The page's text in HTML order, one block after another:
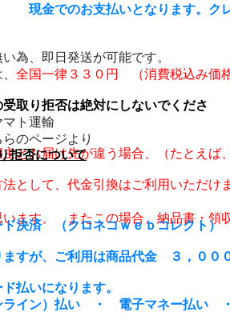
いとなります。クレジット
為、即日発送が可能です。
全国一律３３０円 （消費税込み価
運輸
届け先が違う場合、（たとえば、
して、 代金引換はご利用いただけ
またこの場合、納品書・領収
決済 （クロネコｗｅｂコレクト）
が、ご利用は商品代金 ３，０００
いになります。
ン）払い ・ 電子マネー払い ・
取り拒否は絶対にしないでくださ
のページより
拒否について